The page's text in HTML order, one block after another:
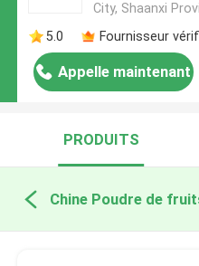
City, Shaanxi
5.0
Fournisseur
Appelle maintenant
PRODUITS
Chine Poudre de